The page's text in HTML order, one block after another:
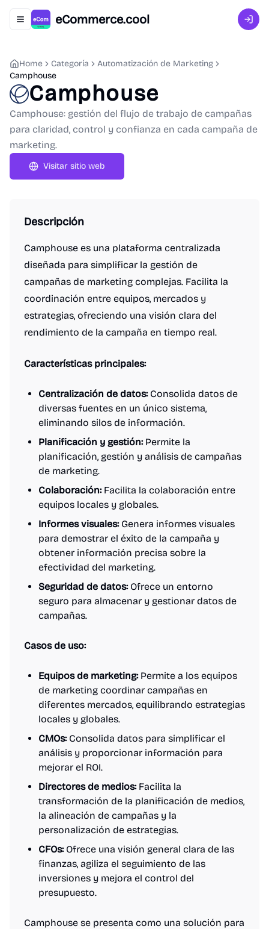
Abrir menú de navegación
eCommerce.cool
Home Categoría
Automatización de Marketing
Camphouse
Camphouse
Camphouse: gestión del flujo de trabajo de campañas
para claridad, control y confianza en cada campaña de
marketing.
Visitar sitio web
Descripción
Camphouse es una plataforma centralizada
diseñada para simplificar la gestión de
campañas de marketing complejas. Facilita la
coordinación entre equipos, mercados y
estrategias, ofreciendo una visión clara del
rendimiento de la campaña en tiempo real.
Características principales:
Centralización de datos:Consolida datos de
diversas fuentes en un único sistema,
eliminando silos de información.
Planificación y gestión:Permite la
planificación, gestión y análisis de campañas
de marketing.
Colaboración:Facilita la colaboración entre
equipos locales y globales.
Informes visuales:Genera informes visuales
para demostrar el éxito de la campaña y
obtener información precisa sobre la
efectividad del marketing.
Seguridad de datos:Ofrece un entorno
seguro para almacenar y gestionar datos de
campañas.
Casos de uso:
Equipos de marketing:Permite a los equipos
de marketing coordinar campañas en
diferentes mercados, equilibrando estrategias
locales y globales.
CMOs:Consolida datos para simplificar el
análisis y proporcionar información para
mejorar el ROI.
Directores de medios:Facilita la
transformación de la planificación de medios,
la alineación de campañas y la
personalización de estrategias.
CFOs:Ofrece una visión general clara de las
finanzas, agiliza el seguimiento de las
inversiones y mejora el control del
presupuesto.
Camphouse se presenta como una solución para